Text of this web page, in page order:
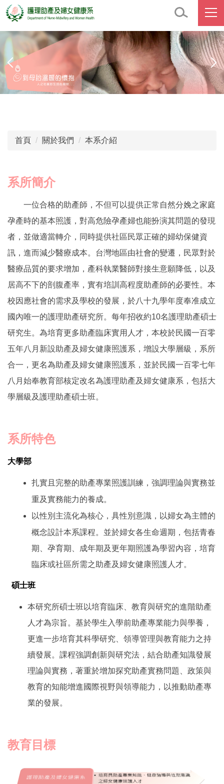
跳
到
主
要
內
容
區
首頁 關於我們 本系介紹
系所簡介
一位合格的助產師，不但可以提供正常自然分娩之家庭
孕產時的基本照護，對高危險孕產婦也能扮演其問題的發現
者，並做適當轉介，同時提供社區民眾正確的婦幼保健資
訊，進而減少醫療成本。台灣地區由社會的變遷，民眾對於
醫療品質的要求增加，產科執業醫師對接生意願降低，以及
居高不下的剖腹產率，實有培訓高程度助產師的必要性。本
校因應社會的需求及學校的發展，於八十九學年度奉准成立
國內唯一的護理助產研究所。每年招收約10名護理助產碩士
研究生。為培育更多助產臨床實用人才，本校於民國一百零
五年八月新設助產及婦女健康照護系，增設大學層級，系所
合一，更名為助產及婦女健康照護系，並於民國一百零七年
八月始奉教育部核定改名為護理助產及婦女健康系，包括大
學層級及護理助產碩士班。
系所特色
大學部
扎實且完整的助產專業照護訓練，強調理論與實務並
重及實務能力的養成。
以性別主流化為核心，具性別意識，以婦女為主體的
概念設計本系課程。並於婦女各生命週期，包括青春
期、孕育期、成年期及更年期照護為學習內容，培育
臨床或社區所需之助產及婦女健康照護人才。
碩士班
本研究所碩士班以培育臨床、教育與研究的進階助產
人才為宗旨。基於學生入學前助產專業能力與學養，
更進一步培育其科學研究、領導管理與教育能力之持
續發展。課程強調創新與研究法，結合助產知識發展
理論與實務，著重於增加探究助產實務問題、政策與
教育的知能增進國際視野與領導能力，以推動助產專
業的發展。
教育目標